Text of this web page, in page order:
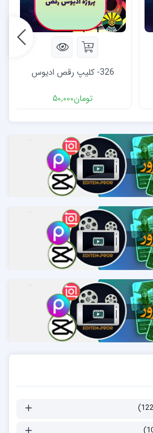
326- کلیپ رقص ادیوس
تومان50,000